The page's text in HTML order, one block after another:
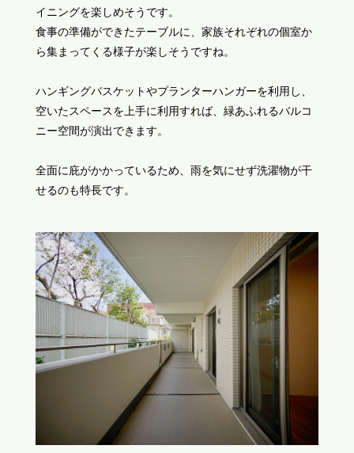
イニングを楽しめそうです。
食事の準備ができたテーブルに、家族それぞれの個室か
ら集まってくる様子が楽しそうですね。
ハンギングバスケットやプランターハンガーを利用し、
空いたスペースを上手に利用すれば、緑あふれるバルコ
ニー空間が演出できます。
全面に庇がかかっているため、雨を気にせず洗濯物が干
せるのも特長です。